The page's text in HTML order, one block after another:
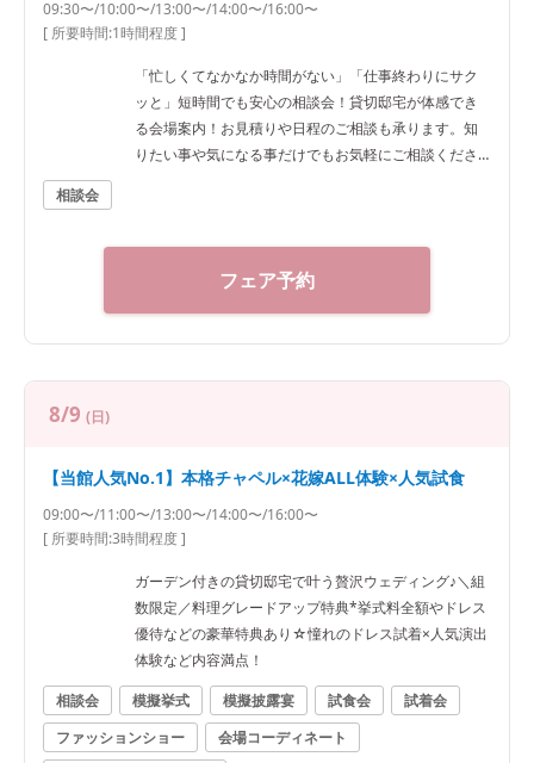
09:30〜/10:00〜/13:00〜/14:00〜/16:00〜
[ 所要時間:1時間程度]
「忙しくてなかなか時間がない」「仕事終わりにサク
ッと」短時間でも安心の相談会！貸切邸宅が体感でき
る会場案内！お見積りや日程のご相談も承ります。知
りたい事や気になる事だけでもお気軽にご相談くださ
相談会
フェア予約
8/9 (日)
【当館人気No.1】本格チャペル×花嫁ALL体験×人気試食
09:00〜/11:00〜/13:00〜/14:00〜/16:00〜
[ 所要時間:3時間程度]
ガーデン付きの貸切邸宅で叶う贅沢ウェディング♪＼組
数限定／料理グレードアップ特典*挙式料全額やドレス
優待などの豪華特典あり☆憧れのドレス試着×人気演出
体験など内容満点！
相談会
模擬挙式 模擬披露宴 試食会
試着会
ファッションショー
会場コーディネート